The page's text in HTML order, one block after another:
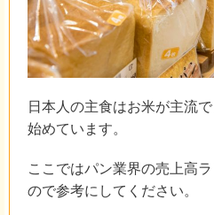
日本人の主食はお米が主流
始めています。
ここではパン業界の売上高
ので参考にしてください。